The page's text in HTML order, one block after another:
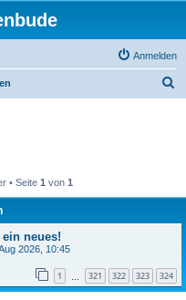
Anmelden
• Seite 1 von 1
neues!
2026, 10:45
1 321 322 323 324